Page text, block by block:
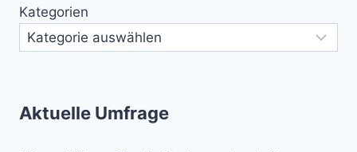
Kategorien
Aktuelle Umfrage